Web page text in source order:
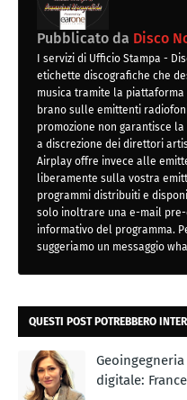
Pubblicato da Disco
I servizi di Ufficio Stampa -
etichette discografiche che
musica tramite la
brano sulle emittenti
promozione non garantisce
a discrezione dei direttori
Airplay offre invece alle
liberamente sulla vostra
programmi distribuiti e
solo inoltrare una e-mail
informativo del programma.
suggeriamo un messaggio
QUESTI POST POTREBBERO
digitale: